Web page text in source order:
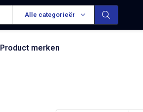
Alle categorieën
Product merken